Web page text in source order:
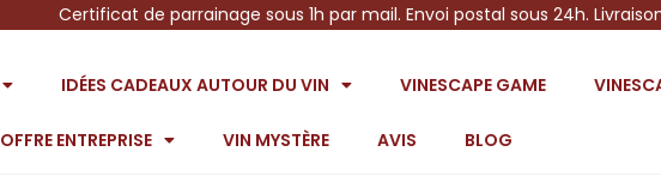
Certificat de parrainage sous 1h par mail. Envoi postal sous 24h.
IDÉES CADEAUX AUTOUR DU VIN VINESCAPE GAME
OFFRE ENTREPRISE VIN MYSTÈRE AVIS BLOG